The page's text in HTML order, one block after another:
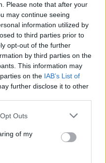
Please note that after your
may continue seeing
information utilized by
to third parties prior to
opt-out of the further
by third parties on the
This information may
on the IAB’s List of
further disclose it to other
Outs
of my
F-35 αν δεν
2019 είχαμε Μιράζ
χωρίς οβίδες (video)